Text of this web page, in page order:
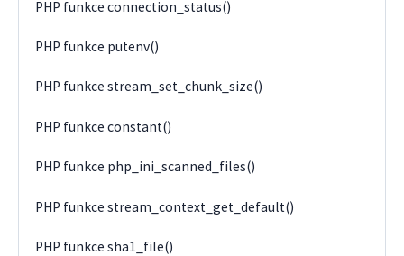
PHP funkce connection_status()
PHP funkce putenv()
PHP funkce stream_set_chunk_size()
PHP funkce constant()
PHP funkce php_ini_scanned_files()
PHP funkce stream_context_get_default()
PHP funkce sha1_file()